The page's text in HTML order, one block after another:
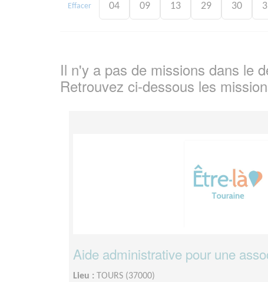
Effacer 04 09 13 29 30
Il n'y a pas de missions dans le
Retrouvez ci-dessous les
Aide administrative pour une
Lieu :
TOURS (37000)